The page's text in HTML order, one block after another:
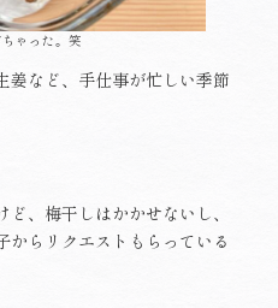
ゃった。笑
姜など、手仕事が忙しい季節
、梅干しはかかせないし、
からリクエストもらっている